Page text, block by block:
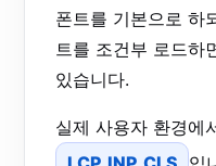
폰트를 기본으로 하
트를 조건부 로드하
있습니다.
실제 사용자 환경에